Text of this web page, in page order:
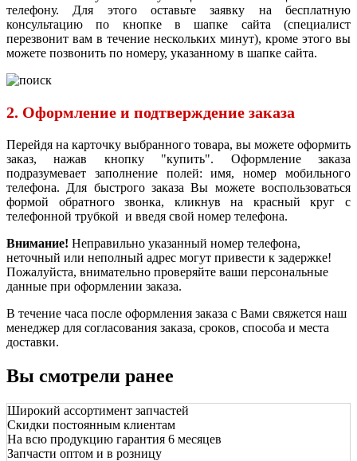
телефону. Для этого оставьте заявку на бесплатную
консультацию по кнопке в шапке сайта (специалист
перезвонит вам в течение нескольких минут), кроме этого вы
можете позвонить по номеру, указанному в шапке сайта.
2. Оформление и подтверждение заказа
Перейдя на карточку выбранного товара, вы можете оформить
заказ, нажав кнопку "купить". Оформление заказа
подразумевает заполнение полей: имя, номер мобильного
телефона. Для быстрого заказа Вы можете воспользоваться
формой обратного звонка, кликнув на красный круг с
телефонной трубкой и введя свой номер телефона.
Внимание! Неправильно указанный номер телефона,
неточный или неполный адрес могут привести к задержке!
Пожалуйста, внимательно проверяйте ваши персональные
данные при оформлении заказа.
В течение часа после оформления заказа с Вами свяжется наш
менеджер для согласования заказа, сроков, способа и места
доставки.
Вы смотрели ранее
Широкий ассортимент запчастей
Скидки постоянным клиентам
На всю продукцию гарантия 6 месяцев
Запчасти оптом и в розницу